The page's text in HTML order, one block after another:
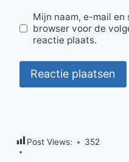
Mijn naam, e-mail
browser voor de
reactie plaats.
Post Views: 352